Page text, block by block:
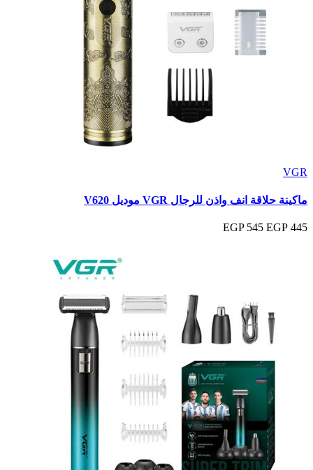
VGR
ماكينة حلاقة انف واذن للرجال VGR موديل V620
445 EGP
545 EGP